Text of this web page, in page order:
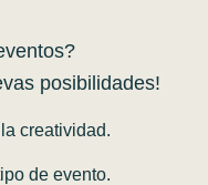
posibilidades!
creatividad.
de evento.